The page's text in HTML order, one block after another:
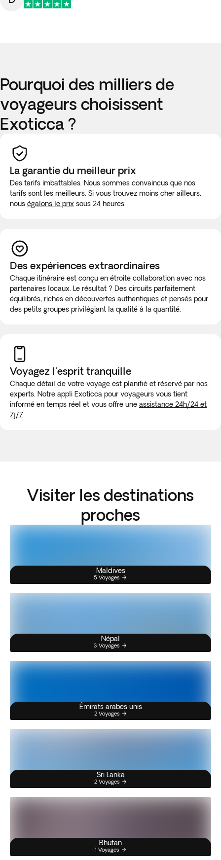
Pourquoi des milliers de
voyageurs choisissent
Exoticca ?
La garantie du meilleur prix
Des tarifs imbattables. Nous sommes convaincus que nos
tarifs sont les meilleurs. Si vous trouvez moins cher ailleurs,
nous égalons le prix sous 24 heures.
Des expériences extraordinaires
Chaque itinéraire est conçu en étroite collaboration avec nos
partenaires locaux. Le résultat ? Des circuits parfaitement
équilibrés, riches en découvertes authentiques et pensés pour
des petits groupes privilégiant la qualité à la quantité.
Voyagez l'esprit tranquille
Chaque détail de votre voyage est planifié et réservé par nos
experts. Notre appli Exoticca pour voyageurs vous tient
informé en temps réel et vous offre une assistance 24h/24 et
7j/7
Visiter les destinations
proches
Maldives
5 Voyages
Népal
3 Voyages
Émirats arabes unis
2 Voyages
Sri Lanka
2 Voyages
Bhutan
1 Voyages